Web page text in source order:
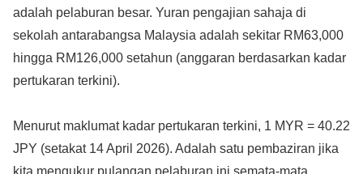
adalah pelaburan besar. Yuran pengajian sahaja di
sekolah antarabangsa Malaysia adalah sekitar RM63,000
hingga RM126,000 setahun (anggaran berdasarkan kadar
pertukaran terkini).
Menurut maklumat kadar pertukaran terkini, 1 MYR = 40.22
JPY (setakat 14 April 2026). Adalah satu pembaziran jika